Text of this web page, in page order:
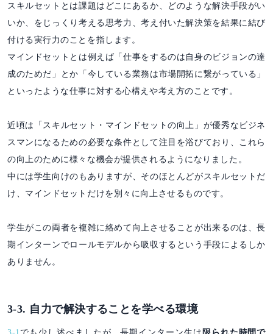
スキルセットとは課題はどこにあるか、どのような解決手段がい
いか、をじっくり考える思考力、考え付いた解決策を結果に結び
付ける実行力のことを指します。
マインドセットとは例えば「仕事をするのは自身のビジョンの達
成のためだ」とか「今している業務は市場開拓に繋がっている」
といったような仕事に対する心構えや考え方のことです。
近頃は「スキルセット・マインドセットの向上」が優秀なビジネ
スマンになるための必要な条件として注目を浴びており、これら
の向上のために様々な機会が提供されるようになりました。
中には学生向けのもありますが、そのほとんどがスキルセットだ
け、マインドセットだけを別々に向上させるものです。
学生がこの両者を複雑に絡めて向上させることが出来るのは、長
期インターンでロールモデルから吸収するという手段によるしか
ありません。
3-3. 自力で解決することを学べる環境